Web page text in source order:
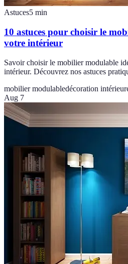
Astuces5 min
10 astuces pour choisir le
votre intérieur
Savoir choisir le mobilier modulable
intérieur. Découvrez nos astuces
mobilier modulabledécoration
Aug 7